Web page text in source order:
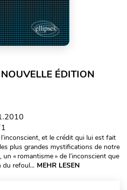
ÉDITION
l’inconscient, et le crédit qui lui est fait
plus grandes mystifications de notre
« romantisme » de l’inconscient que
du refoul... MEHR LESEN